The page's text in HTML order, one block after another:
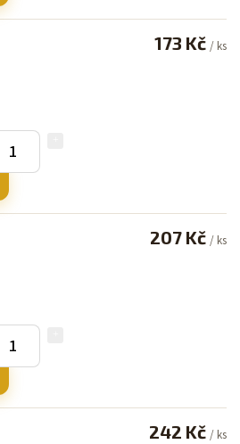
173 Kč / ks
207 Kč / ks
242 Kč / ks